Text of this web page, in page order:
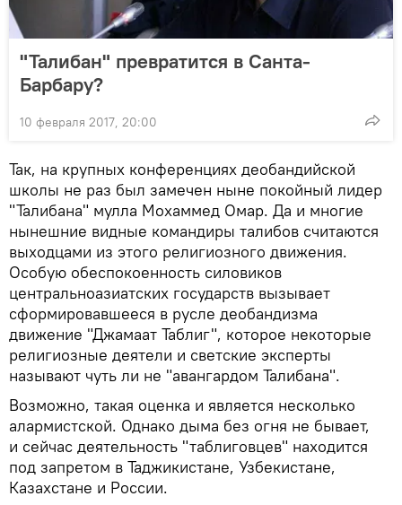
"Талибан" превратится в Санта-
Барбару?
10 февраля 2017, 20:00
Так, на крупных конференциях деобандийской
школы не раз был замечен ныне покойный лидер
"Талибана" мулла Мохаммед Омар. Да и многие
нынешние видные командиры талибов считаются
выходцами из этого религиозного движения.
Особую обеспокоенность силовиков
центральноазиатских государств вызывает
сформировавшееся в русле деобандизма
движение "Джамаат Таблиг", которое некоторые
религиозные деятели и светские эксперты
называют чуть ли не "авангардом Талибана".
Возможно, такая оценка и является несколько
алармистской. Однако дыма без огня не бывает,
и сейчас деятельность "таблиговцев" находится
под запретом в Таджикистане, Узбекистане,
Казахстане и России.